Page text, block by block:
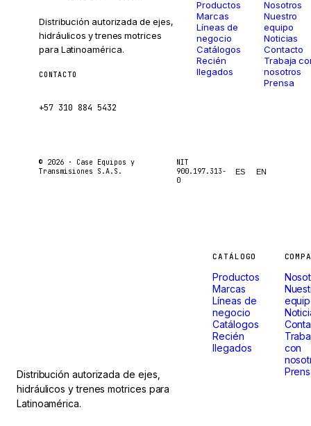
Distribución autorizada de ejes,
hidráulicos y trenes motrices
para Latinoamérica.
CONTACTO
+57 310 884 5432
Productos
Marcas
Líneas de
negocio
Catálogos
Recién
llegados
Nosotros
Nuestro
equipo
Noticias
Contacto
Trabaja
nosotros
Prensa
© 2026 · Case Equipos y
Transmisiones S.A.S.
NIT
900.197.313-
0
ES EN
Distribución autorizada de ejes,
hidráulicos y trenes motrices para
Latinoamérica.
CATÁLOGO
Productos
Marcas
Líneas de
negocio
Catálogos
Recién
llegados
con